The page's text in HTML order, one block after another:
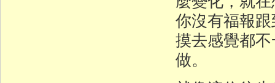
你沒有福報
摸去感覺都
做。